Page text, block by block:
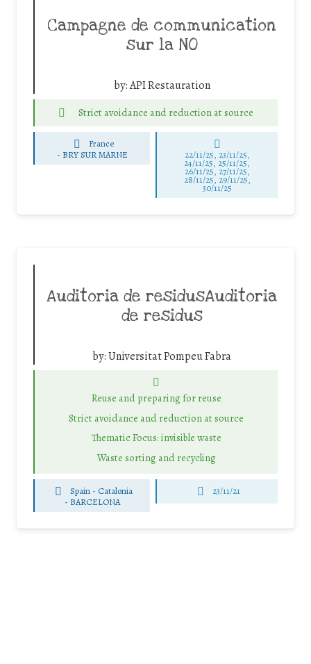
Campagne de communication
sur la NO
by:API Restauration
Strict avoidance and reduction at source
France
- BRY SUR MARNE 22/11/25, 23/11/25,
24/11/25, 25/11/25,
26/11/25, 27/11/25,
28/11/25, 29/11/25,
30/11/25
Auditoria de residusAuditoria
de residus
by:Universitat Pompeu Fabra
Reuse and preparing for reuse
Strict avoidance and reduction at source
Thematic Focus: invisible waste
Waste sorting and recycling
Spain - Catalonia
- BARCELONA
23/11/21